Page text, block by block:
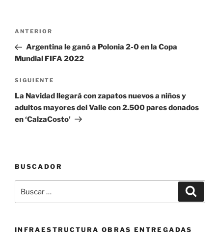
Navegación
entradas
Entrada
anterior:
ANTERIOR
Argentina le ganó a Polonia 2-0 en la Copa
Mundial FIFA 2022
Siguiente
entrada
SIGUIENTE
La Navidad llegará con zapatos nuevos a niños y
adultos mayores del Valle con 2.500 pares donados
en ‘CalzaCosto’
BUSCADOR
por:
INFRAESTRUCTURA OBRAS ENTREGADAS